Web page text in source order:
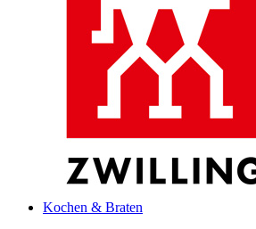
Kochen & Braten